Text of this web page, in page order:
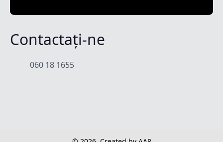
Contactați-ne
060 18 1655